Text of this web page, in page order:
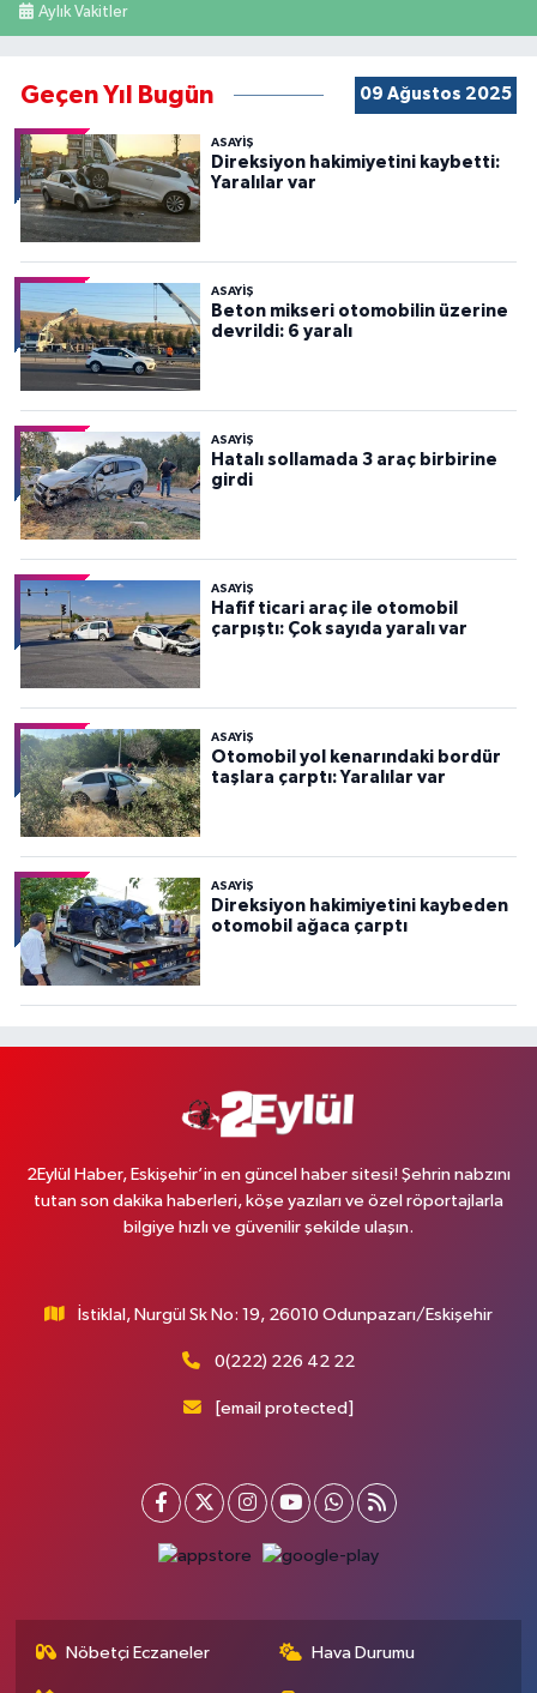
Aylık Vakitler
Geçen Yıl Bugün 09 Ağustos 2025
ASAYİŞ
Direksiyon hakimiyetini kaybetti:
Yaralılar var
ASAYİŞ
Beton mikseri otomobilin üzerine
devrildi: 6 yaralı
ASAYİŞ
Hatalı sollamada 3 araç birbirine
girdi
ASAYİŞ
Hafif ticari araç ile otomobil
çarpıştı: Çok sayıda yaralı var
ASAYİŞ
Otomobil yol kenarındaki bordür
taşlara çarptı: Yaralılar var
ASAYİŞ
Direksiyon hakimiyetini kaybeden
otomobil ağaca çarptı
2Eylül Haber, Eskişehir’in en güncel haber sitesi! Şehrin nabzını
tutan son dakika haberleri, köşe yazıları ve özel röportajlarla
bilgiye hızlı ve güvenilir şekilde ulaşın.
İstiklal, Nurgül Sk No: 19, 26010 Odunpazarı/Eskişehir
0(222) 226 42 22
[email protected]
Nöbetçi Eczaneler Hava Durumu